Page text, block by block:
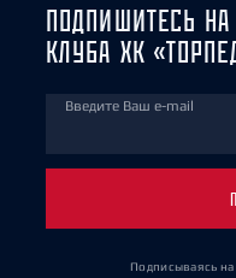
ПОДПИШИТЕСЬ
КЛУБА ХК
Введите Ваш e-mail
Подписываясь